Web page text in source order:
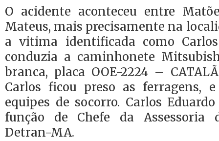
O acidente aconteceu entre
Mateus, mais precisamente na
a vitima identificada como
conduzia a caminhonete
branca, placa OOE-2224 –
Carlos ficou preso as ferragens,
equipes de socorro. Carlos
função de Chefe da Assessoria
Detran-MA.